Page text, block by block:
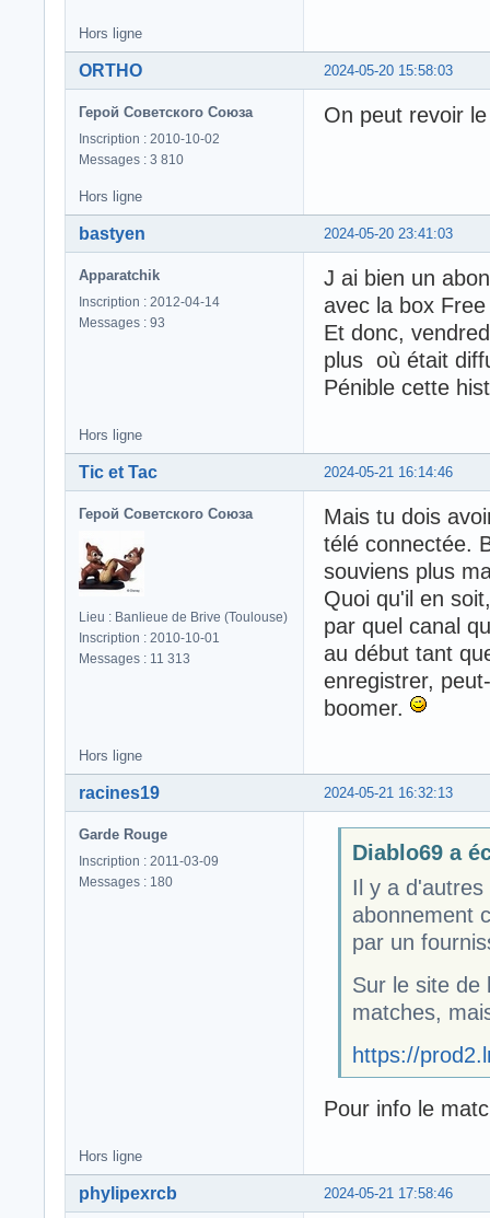
Hors ligne
2024-05-20 15:58:03
ORTHO
Герой Советского Союза
Inscription : 2010-10-02
Messages : 3 810
On peut revoir
Hors ligne
2024-05-20 23:41:03
bastyen
Apparatchik
Inscription : 2012-04-14
Messages : 93
J ai bien un
avec la box
Et donc,
plus où était
Pénible cette
Hors ligne
2024-05-21 16:14:46
Tic et Tac
Герой Советского Союза
Lieu : Banlieue de Brive (Toulouse)
Inscription : 2010-10-01
Messages : 11 313
Mais tu dois
télé connectée.
souviens plus
Quoi qu'il en
par quel canal
au début tant
enregistrer,
boomer.
Hors ligne
2024-05-21 16:32:13
racines19
Garde Rouge
Inscription : 2011-03-09
Messages : 180
Diablo69 a
Il y a d'autres
abonnement
par un
Sur le site de
matches,
https://
Pour info le
Hors ligne
2024-05-21 17:58:46
phylipexrcb